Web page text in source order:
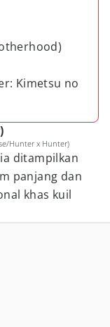
Kimetsu no
Hunter x Hunter)
ditampilkan
panjang dan
khas kuil